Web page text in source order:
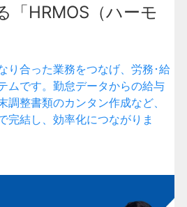
「HRMOS（ハーモ
り合った業務をつなげ、労務･給
ムです。勤怠データからの給与
調整書類のカンタン作成など、
完結し、効率化につながりま